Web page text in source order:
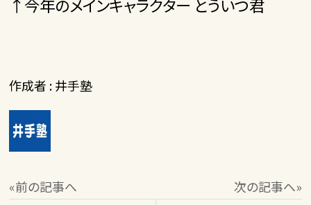
↑今年のメインキャラクター とういつ君
作成者 : 井手塾
«前の記事へ 次の記事へ»